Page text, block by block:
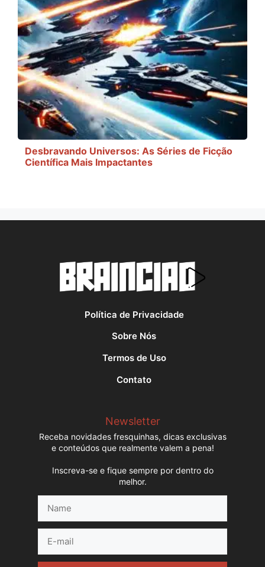
Desbravando Universos: As Séries de Ficção
Científica Mais Impactantes
Política de Privacidade
Sobre Nós
Termos de Uso
Contato
Newsletter
Receba novidades fresquinhas, dicas exclusivas
e conteúdos que realmente valem a pena!
Inscreva-se e fique sempre por dentro do
melhor.
mail